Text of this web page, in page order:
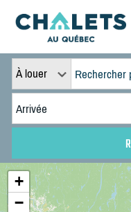
À louer
+
−